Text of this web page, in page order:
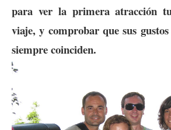
para ver la primera atracción
viaje, y comprobar que sus
siempre coinciden.